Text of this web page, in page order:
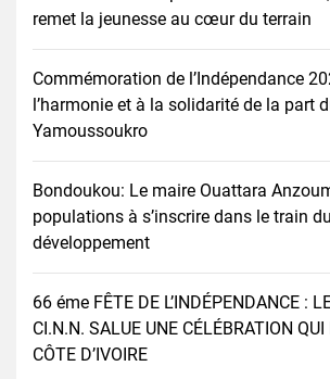
remet la jeunesse au cœur du terrain
Commémoration de l’Indépendance
l’harmonie et à la solidarité de la part
Yamoussoukro
Bondoukou: Le maire Ouattara
populations à s’inscrire dans le train du
développement
66 éme FÊTE DE L’INDÉPENDANCE :
CI.N.N. SALUE UNE CÉLÉBRATION
CÔTE D’IVOIRE